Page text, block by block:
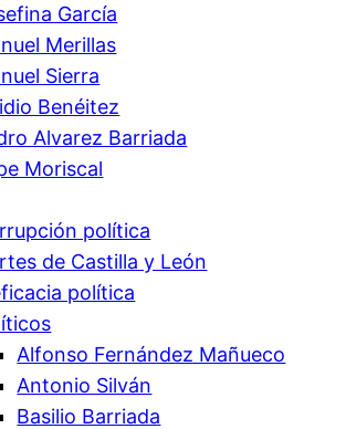
García
Merillas
Sierra
Benéitez
Alvarez Barriada
Moriscal
política
de Castilla y León
política
Alfonso Fernández Mañueco
Antonio Silván
Basilio Barriada